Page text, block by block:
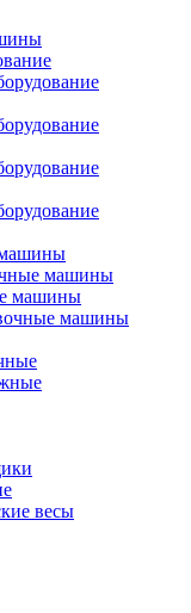
машины
машины
машины
машины
весы